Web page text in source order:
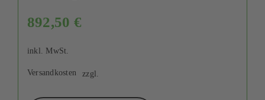
892,50 €
inkl. MwSt.
zzgl.
Versandkosten